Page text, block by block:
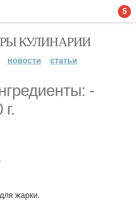
КУЛИНАРИИ
новости статьи
-
жарки.
5